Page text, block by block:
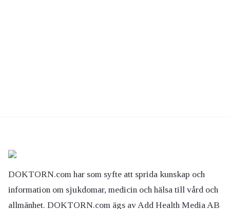
DOKTORN.com har som syfte att sprida kunskap och
information om sjukdomar, medicin och hälsa till vård och
allmänhet. DOKTORN.com ägs av Add Health Media AB